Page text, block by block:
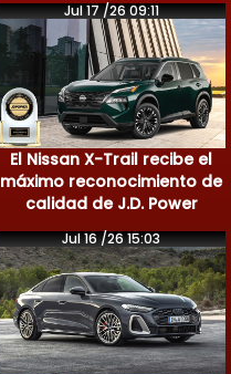
Jul 17 /26 09:11
El Nissan X-Trail recibe el
máximo reconocimiento de
calidad de J.D. Power
Jul 16 /26 15:03